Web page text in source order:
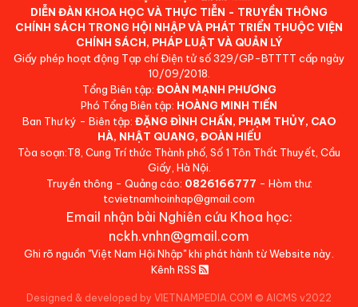
DIỄN ĐÀN KHOA HỌC VÀ THỰC TIỄN - TRUYỀN THÔNG
CHÍNH SÁCH TRONG HỘI NHẬP VÀ PHÁT TRIỂN THUỘC VIỆN
CHÍNH SÁCH, PHÁP LUẬT VÀ QUẢN LÝ
Giấy phép hoạt động Tạp chí Điện tử số 329/GP-BTTTT cấp ngày
10/09/2018.
Tổng Biên tập: ĐOÀN MẠNH PHƯƠNG
Phó Tổng Biên tập: HOÀNG MINH TIẾN
Ban Thư ký - Biên tập: ĐẶNG ĐÌNH CHẤN, PHẠM THỦY, CAO
HÀ, NHẬT QUANG, ĐOÀN HIẾU
Tòa soạn:T8, Cung Trí thức Thành phố, Số 1 Tôn Thất Thuyết, Cầu
Giấy, Hà Nội.
Truyền thông - Quảng cáo: 0826166777 - Hòm thư:
tcvietnamhoinhap@gmail.com
Email nhận bài Nghiên cứu Khoa học:
nckh.vnhn@gmail.com
Ghi rõ nguồn "Việt Nam Hội Nhập" khi phát hành từ Website này.
Kênh RSS
Designed & developed by VIETNAMPEDIA.COM © AICMS v2022